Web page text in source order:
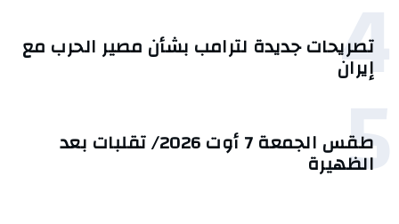
4
تصريحات جديدة لترامب بشأن مصير الحرب مع
إيران
5 طقس الجمعة 7 أوت 2026/ تقلبات بعد
الظهيرة